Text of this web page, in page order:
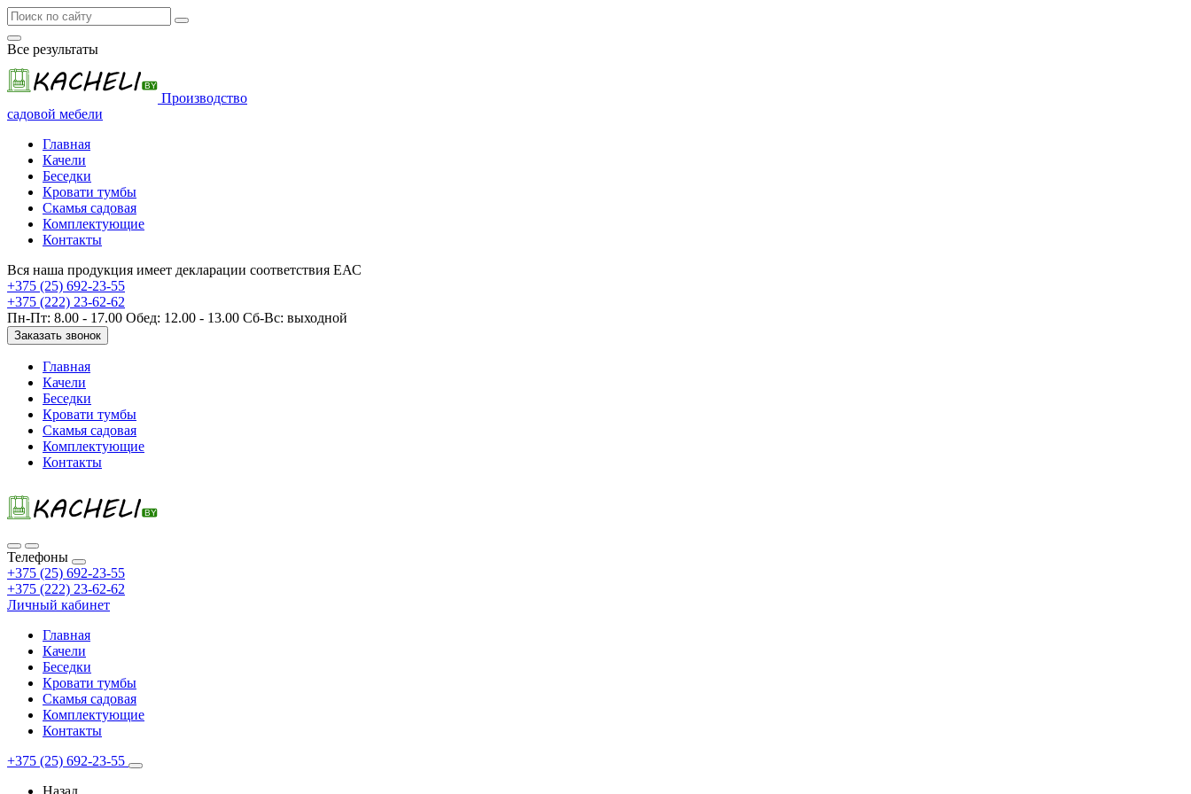
Все результаты
BY
Производство
садовой мебели
Главная
Качели
Беседки
Кровати тумбы
Скамья садовая
Комплектующие
Контакты
Вся наша продукция имеет декларации соответствия ЕАС
+375 (25) 692-23-55
+375 (222) 23-62-62
Пн-Пт: 8.00 - 17.00 Обед: 12.00 - 13.00 Сб-Вс: выходной
Заказать звонок
Главная
Качели
Беседки
Кровати тумбы
Скамья садовая
Комплектующие
Контакты
Телефоны
+375 (25) 692-23-55
+375 (222) 23-62-62
Личный кабинет
Главная
Качели
Беседки
Кровати тумбы
Скамья садовая
Комплектующие
Контакты
+375 (25) 692-23-55
Назад